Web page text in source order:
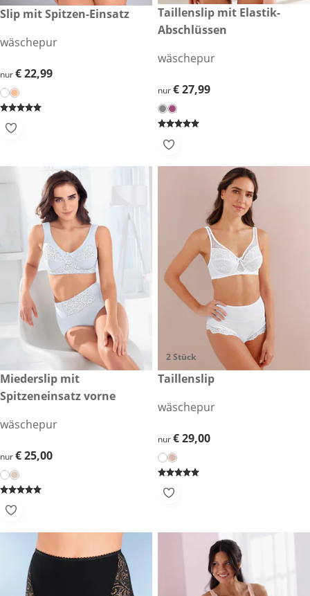
€ 22,99
Slip mit Spitzen-Einsatz
wäschepur
€ 22,99
nur€ 22,99
€ 27,99
Taillenslip mit Elastik-
Abschlüssen
wäschepur
€ 27,99
nur€ 27,99
€ 25,00
Miederslip mit
Spitzeneinsatz vorne
wäschepur
€ 25,00
nur€ 25,00
2 Stück
€ 29,00
Taillenslip
wäschepur
€ 29,00
nur€ 29,00